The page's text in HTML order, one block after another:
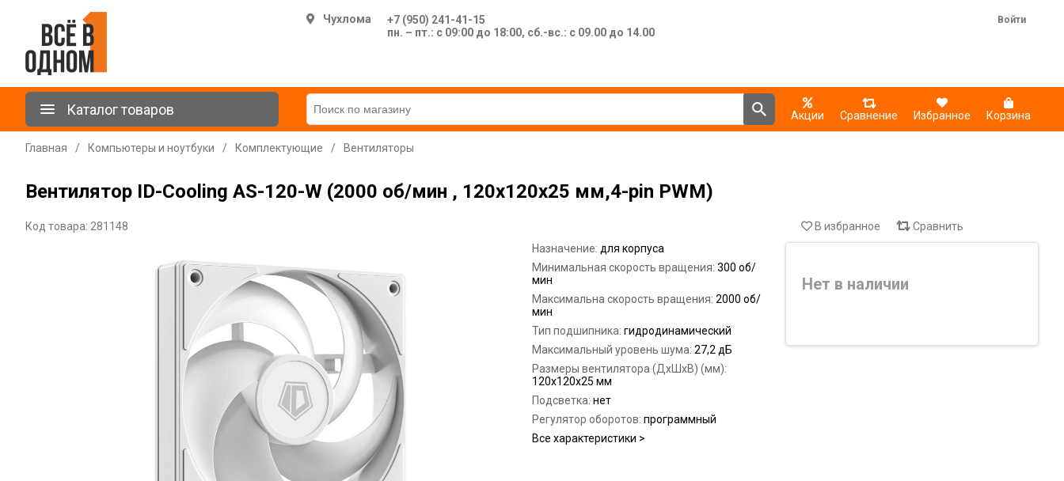
Чухлома
+7 (950) 241-41-15
пн. – пт.: с 09:00 до 18:00, сб.-вс.: с 09.00 до 14.00
Войти
Каталог товаров Акции Сравнение Избранное Корзина
Главная / Компьютеры и ноутбуки / Комплектующие / Вентиляторы
Вентилятор ID-Cooling AS-120-W (2000 об/мин , 120x120x25 мм,4-pin PWM)
Код товара: 281148
Назначение: для корпуса
Минимальная скорость вращения: 300 об/
мин
Максимальна скорость вращения: 2000 об/
мин
Тип подшипника: гидродинамический
Максимальный уровень шума: 27,2 дБ
Размеры вентилятора (ДхШхВ) (мм):
120x120x25 мм
Подсветка: нет
Регулятор оборотов: программный
Все характеристики >
В избранное Сравнить
Нет в наличии